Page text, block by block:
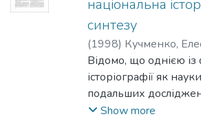
позитив виходу з
опинилася
післявоєнні роки.
національна
синтезу
(1998) Кучменко,
Відомо, що однією із
історіографії як
подальших
історіографічну
Show more